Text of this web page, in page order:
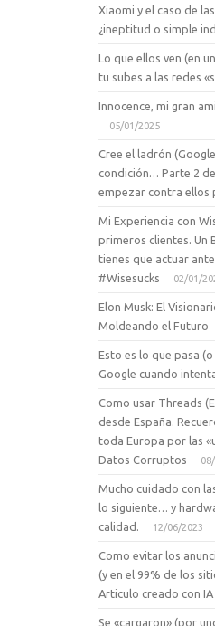
Xiaomi y el caso de
¿ineptitud o simple
Lo que ellos ven (en
tu subes a las redes
Innocence, mi gran
05/01/2025
Cree el ladrón
condición… Parte 2
empezar contra ellos
Mi Experiencia con
primeros clientes. Un
tienes que actuar
#Wisesucks
02/01/
Elon Musk: El
Moldeando el Futuro
Esto es lo que pasa
Google cuando
Como usar Threads
desde España.
toda Europa por las
Datos Corruptos
Mucho cuidado con
lo siguiente… y
calidad.
12/06/2023
Como evitar los
(y en el 99% de los
Articulo creado con IA
Se «cargaron» (por